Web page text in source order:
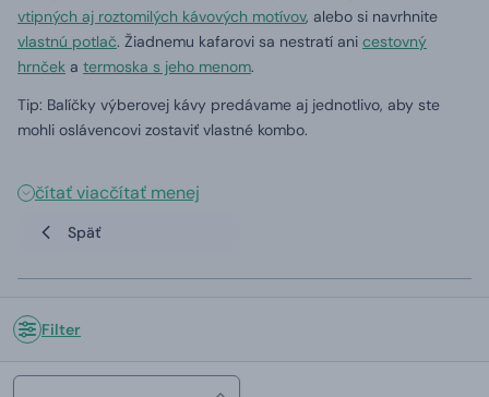
vtipných aj roztomilých kávových motívov, alebo si navrhnite
vlastnú potlač. Žiadnemu kafarovi sa nestratí ani cestovný
hrnček a termoska s jeho menom.
Tip: Balíčky výberovej kávy predávame aj jednotlivo, aby ste
mohli oslávencovi zostaviť vlastné kombo.
čítať viacčítať menej
Späť
Filter